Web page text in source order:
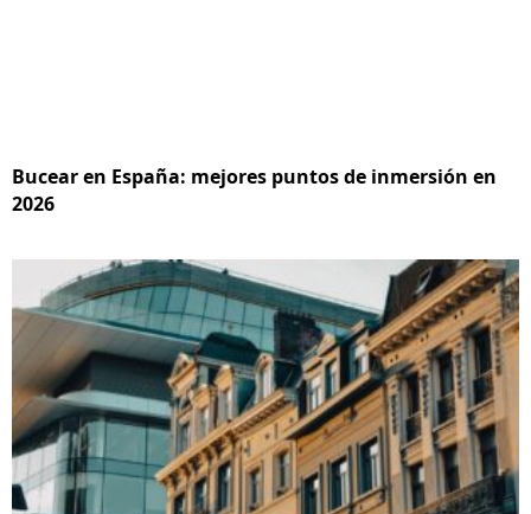
Bucear en España: mejores puntos de inmersión en
2026